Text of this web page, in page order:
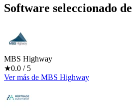
Software seleccionado de
MBS Highway
★0.0 / 5
Ver más de MBS Highway